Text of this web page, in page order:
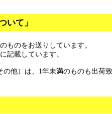
いて」
ものをお送りしています。
記載しています。
他）は、1年未満のものも出荷致